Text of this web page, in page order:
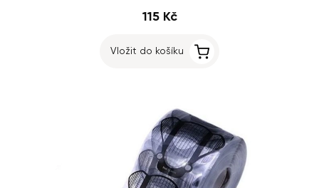
115 Kč
Vložit do košíku